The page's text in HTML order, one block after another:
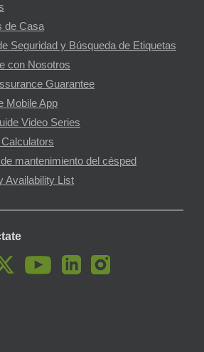
de Casa
Seguridad y Búsqueda de Etiquetas
con Nosotros
Guarantee
Mobile App
Video Series
mantenimiento del césped
Availability List